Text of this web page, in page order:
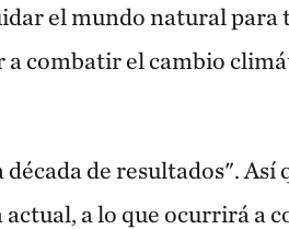
el mundo natural para
combatir el cambio
de resultados". Así
a lo que ocurrirá a